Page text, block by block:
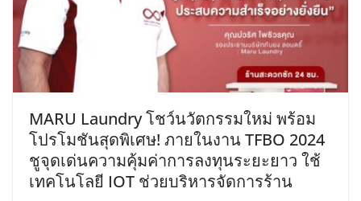
MARU Laundry โชว์นวัตกรรมใหม่ พร้อม
โปรโมชันสุดพิเศษ! ภายในงาน TFBO 2024
ชูจุดเด่นความคุ้มค่าการลงทุนระยะยาว ใช้
เทคโนโลยี IOT ช่วยบริหารจัดการร้าน